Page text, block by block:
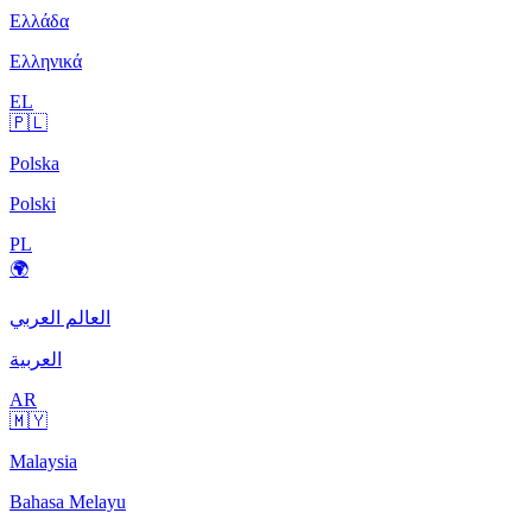
Ελλάδα
Ελληνικά
EL
🇵🇱
Polska
Polski
PL
🌍
العالم العربي
العربية
AR
🇲🇾
Malaysia
Bahasa Melayu